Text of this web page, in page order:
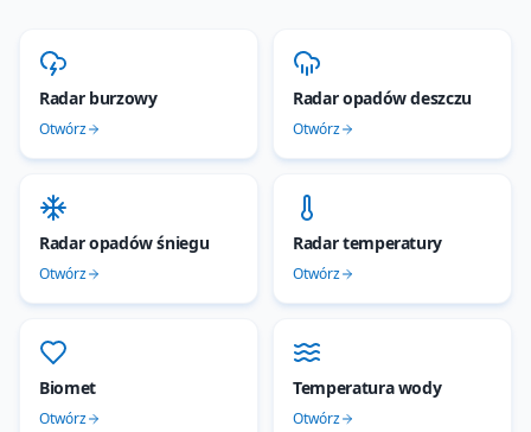
Radar burzowy
Otwórz
Radar opadów deszczu
Otwórz
Radar opadów śniegu
Otwórz
Radar temperatury
Otwórz
Biomet
Otwórz
Temperatura wody
Otwórz